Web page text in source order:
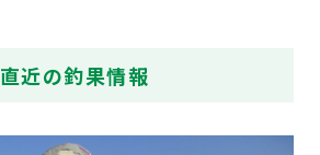
直近の釣果情報